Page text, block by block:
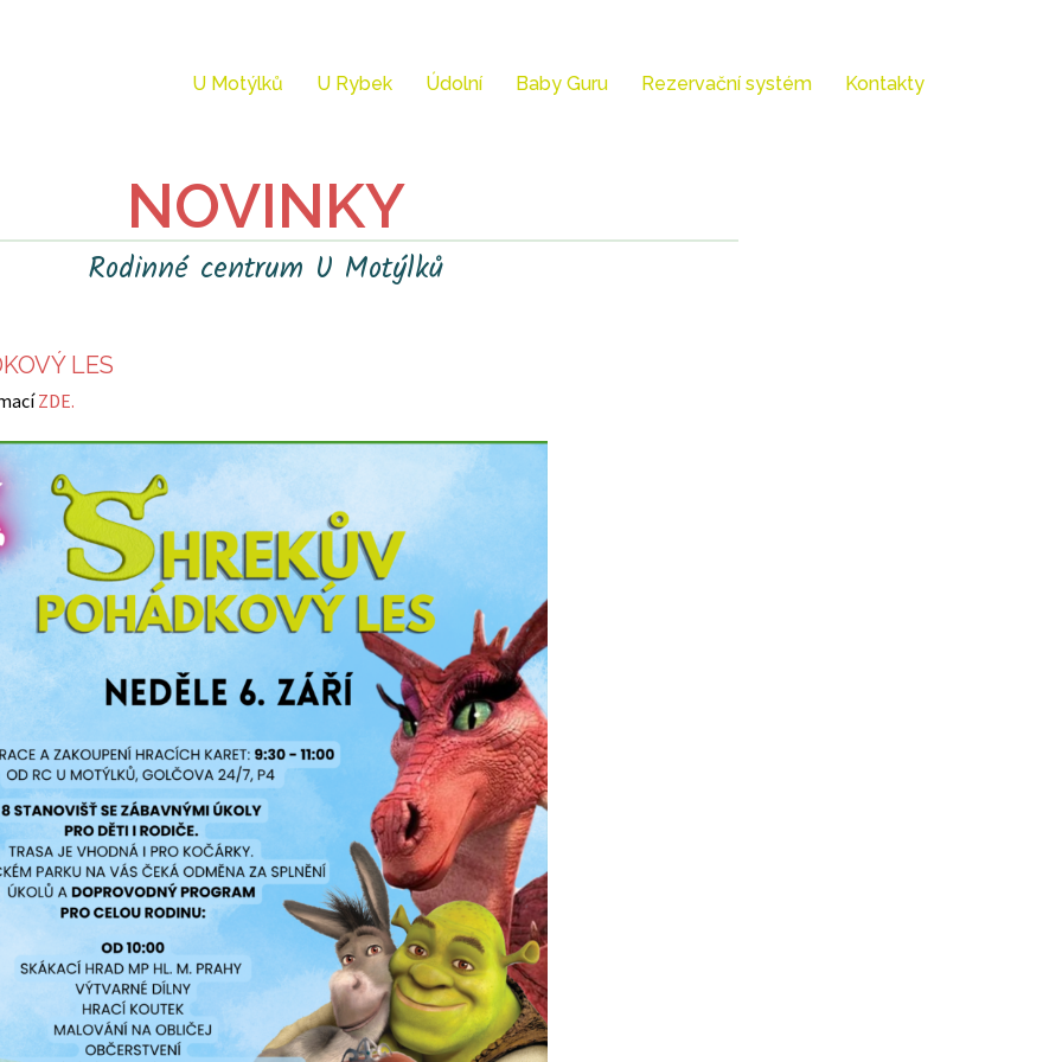
U Motýlků U Rybek Údolní Baby Guru Rezervační systém Kontakty
NOVINKY
Rodinné centrum U Motýlků
LES
ZDE.